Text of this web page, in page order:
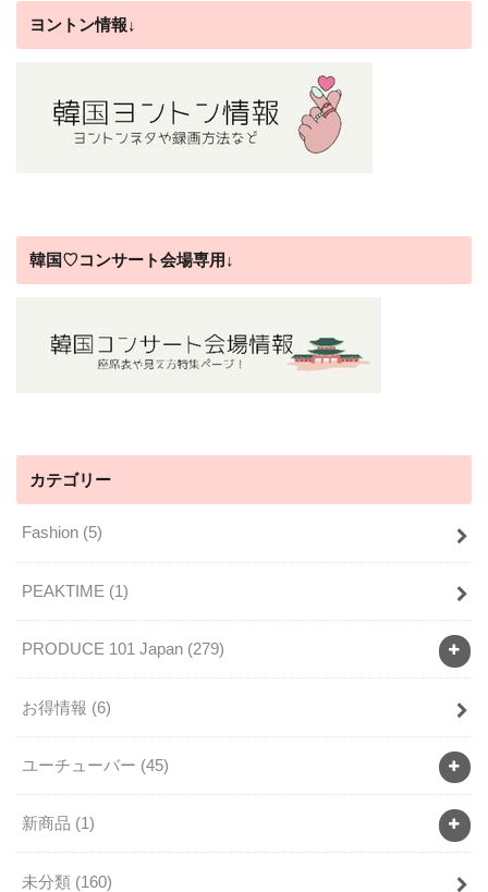
ヨントン情報↓
韓国♡コンサート会場専用↓
カテゴリー
Fashion (5)
PEAKTIME (1)
PRODUCE 101 Japan (279)
お得情報 (6)
ユーチューバー (45)
新商品 (1)
未分類 (160)